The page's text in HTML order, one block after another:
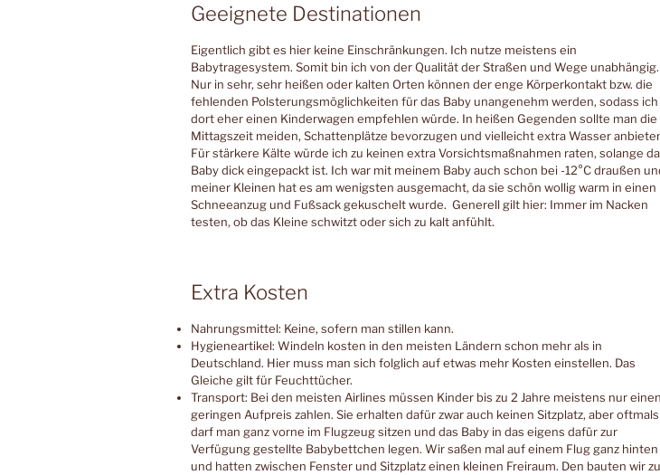
Geeignete Destinationen
Eigentlich gibt es hier keine Einschränkungen. Ich nutze meistens ein
Babytragesystem. Somit bin ich von der Qualität der Straßen und Wege unabhängig.
Nur in sehr, sehr heißen oder kalten Orten können der enge Körperkontakt bzw. die
fehlenden Polsterungsmöglichkeiten für das Baby unangenehm werden, sodass ich
dort eher einen Kinderwagen empfehlen würde. In heißen Gegenden sollte man die
Mittagszeit meiden, Schattenplätze bevorzugen und vielleicht extra Wasser
Für stärkere Kälte würde ich zu keinen extra Vorsichtsmaßnahmen raten, solange
Baby dick eingepackt ist. Ich war mit meinem Baby auch schon bei -12°C draußen
meiner Kleinen hat es am wenigsten ausgemacht, da sie schön wollig warm in einen
Schneeanzug und Fußsack gekuschelt wurde. Generell gilt hier: Immer im Nacken
testen, ob das Kleine schwitzt oder sich zu kalt anfühlt.
Extra Kosten
Nahrungsmittel: Keine, sofern man stillen kann.
Hygieneartikel: Windeln kosten in den meisten Ländern schon mehr als in
Deutschland. Hier muss man sich folglich auf etwas mehr Kosten einstellen. Das
Gleiche gilt für Feuchttücher.
Transport: Bei den meisten Airlines müssen Kinder bis zu 2 Jahre meistens nur einen
geringen Aufpreis zahlen. Sie erhalten dafür zwar auch keinen Sitzplatz, aber oftmals
darf man ganz vorne im Flugzeug sitzen und das Baby in das eigens dafür zur
Verfügung gestellte Babybettchen legen. Wir saßen mal auf einem Flug ganz hinten
und hatten zwischen Fenster und Sitzplatz einen kleinen Freiraum. Den bauten wir zu